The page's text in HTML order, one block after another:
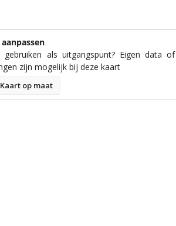
gebruiken als uitgangspunt? Eigen data of
zijn mogelijk bij deze kaart
op maat